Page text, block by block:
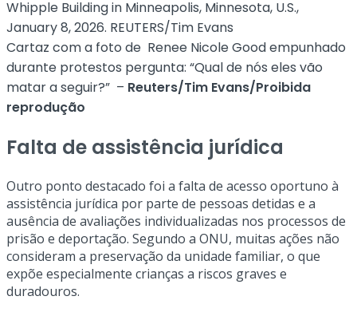
Cartaz com a foto de Renee Nicole Good empunhado
durante protestos pergunta: “Qual de nós eles vão
matar a seguir?” – Reuters/Tim Evans/Proibida
reprodução
Falta de assistência jurídica
Outro ponto destacado foi a falta de acesso oportuno à
assistência jurídica por parte de pessoas detidas e a
ausência de avaliações individualizadas nos processos de
prisão e deportação. Segundo a ONU, muitas ações não
consideram a preservação da unidade familiar, o que
expõe especialmente crianças a riscos graves e
duradouros.